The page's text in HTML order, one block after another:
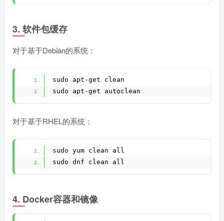
3. 软件包缓存
对于基于Debian的系统：
sudo apt-get clean
sudo apt-get autoclean
对于基于RHEL的系统：
sudo yum clean all
sudo dnf clean all
4. Docker容器和镜像